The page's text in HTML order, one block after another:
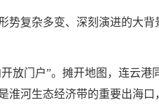
复杂多变、深刻演进的大背
放门户”。摊开地图，连云港
河生态经济带的重要出海